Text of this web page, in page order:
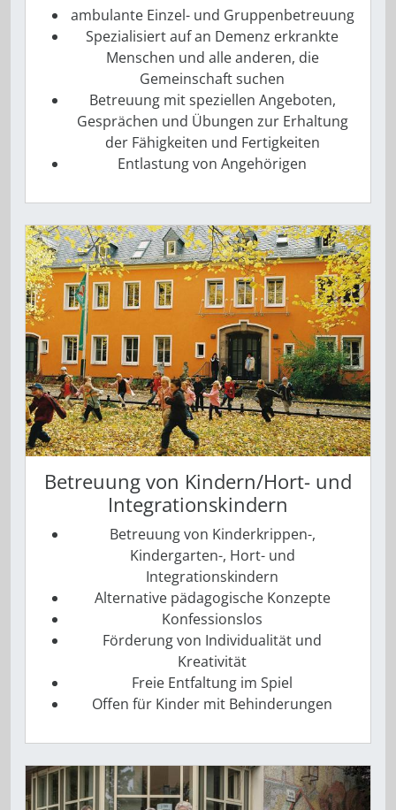
ambulante Einzel- und Gruppenbetreuung
Spezialisiert auf an Demenz erkrankte
Menschen und alle anderen, die
Gemeinschaft suchen
Betreuung mit speziellen Angeboten,
Gesprächen und Übungen zur Erhaltung
der Fähigkeiten und Fertigkeiten
Entlastung von Angehörigen
Betreuung von Kindern/Hort- und
Integrationskindern
Betreuung von Kinderkrippen-,
Kindergarten-, Hort- und
Integrationskindern
Alternative pädagogische Konzepte
Konfessionslos
Förderung von Individualität und
Kreativität
Freie Entfaltung im Spiel
Offen für Kinder mit Behinderungen